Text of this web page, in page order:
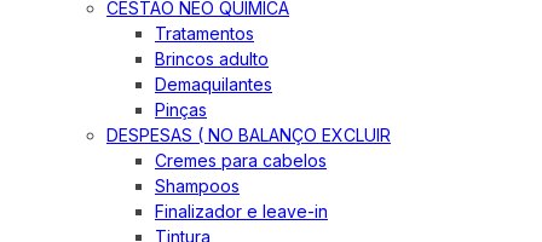
CESTÃO NEO QUIMICA
Tratamentos
Brincos adulto
Demaquilantes
Pinças
DESPESAS ( NO BALANÇO EXCLUIR
Cremes para cabelos
Shampoos
Finalizador e leave-in
Tintura